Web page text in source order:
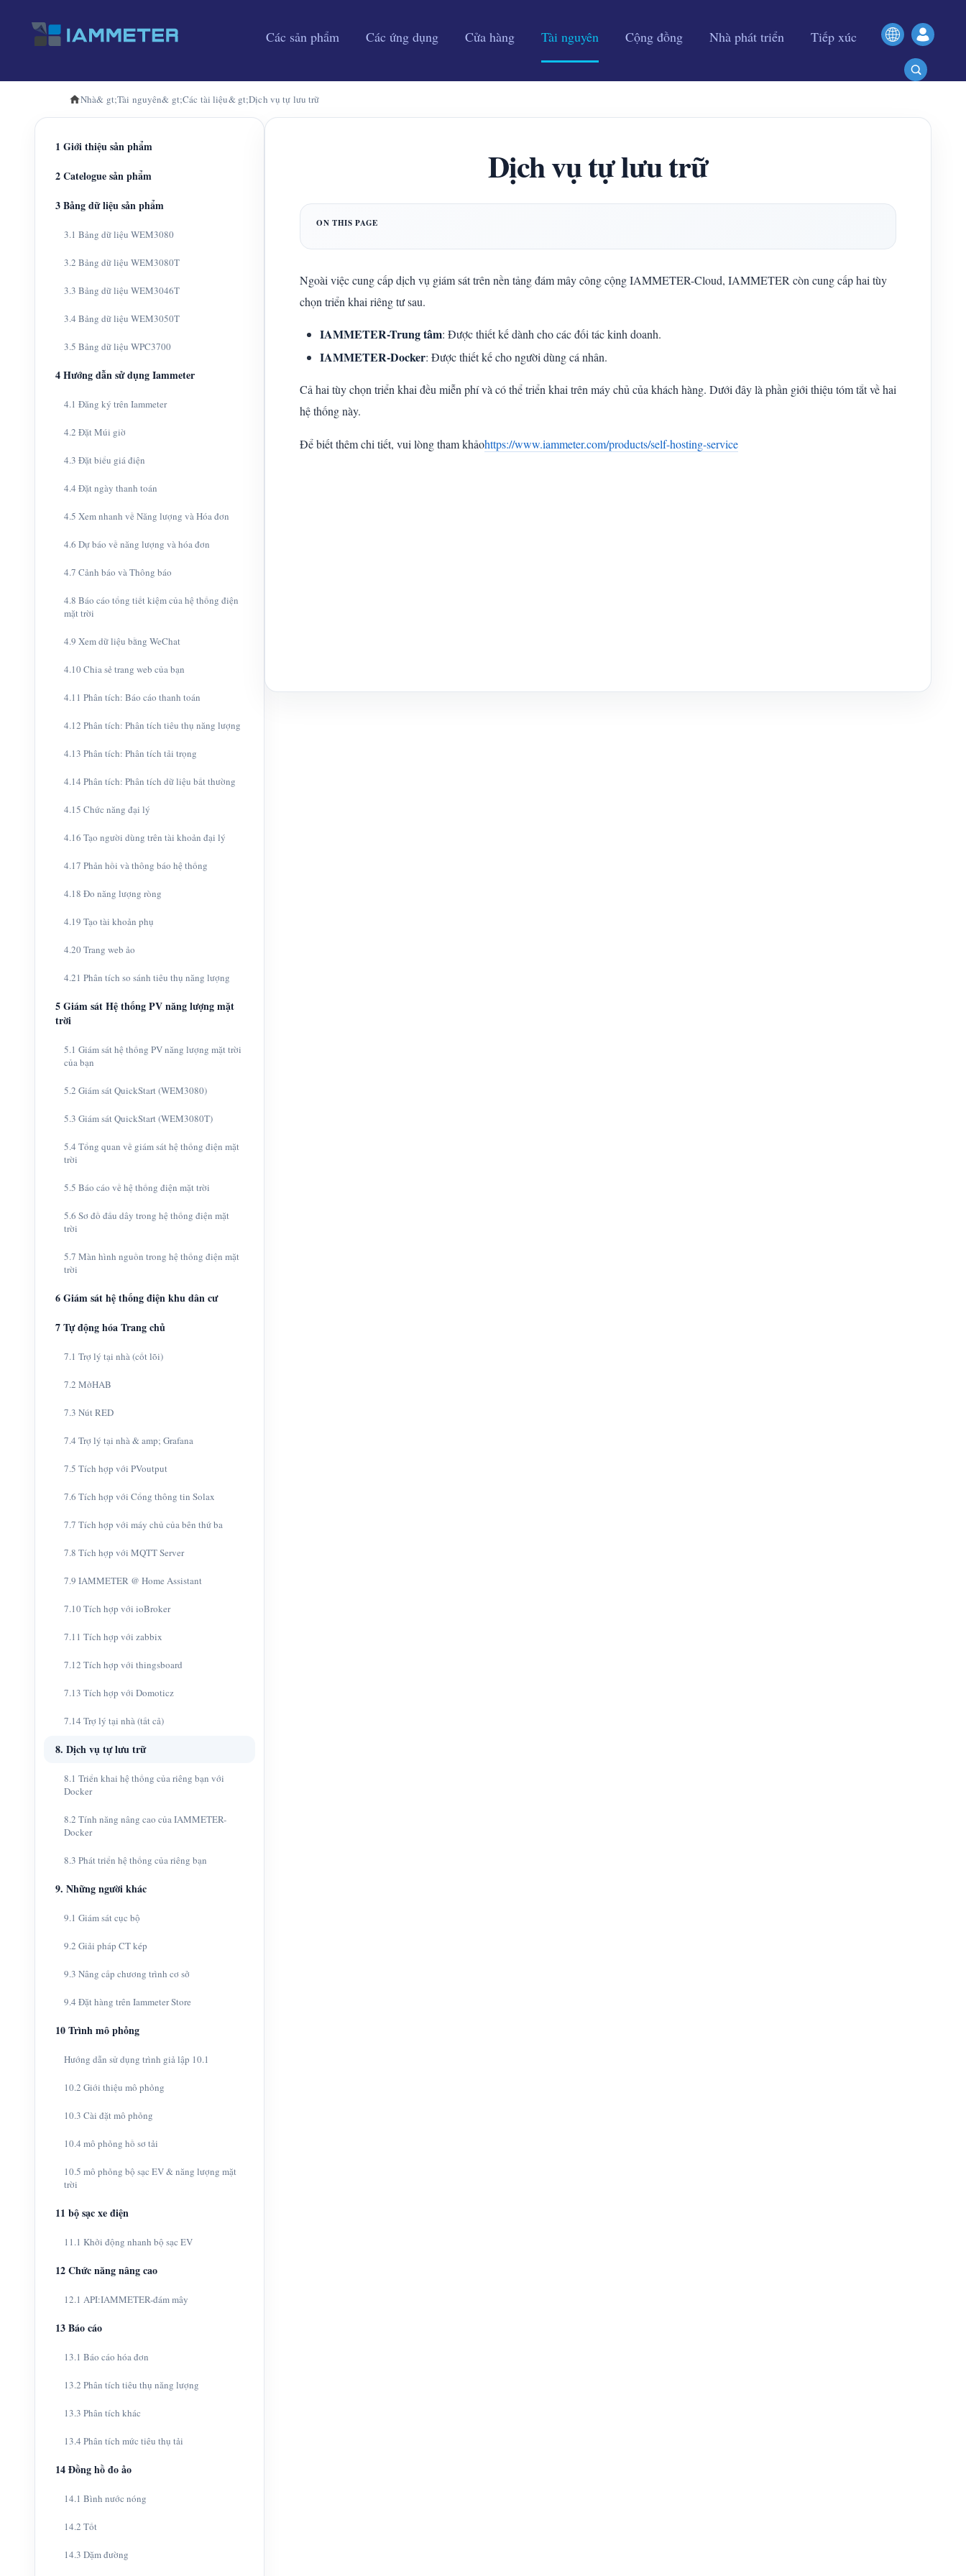
Các sản phẩm Các ứng dụng Cửa hàng Tài nguyên Cộng đồng Nhà phát triển Tiếp xúc
Nhà& gt;Tài nguyên& gt;Các tài liệu& gt;Dịch vụ tự lưu trữ
1 Giới thiệu sản phẩm
2 Catelogue sản phẩm
3 Bảng dữ liệu sản phẩm
3.1 Bảng dữ liệu WEM3080
3.2 Bảng dữ liệu WEM3080T
3.3 Bảng dữ liệu WEM3046T
3.4 Bảng dữ liệu WEM3050T
3.5 Bảng dữ liệu WPC3700
4 Hướng dẫn sử dụng Iammeter
4.1 Đăng ký trên Iammeter
4.2 Đặt Múi giờ
4.3 Đặt biểu giá điện
4.4 Đặt ngày thanh toán
4.5 Xem nhanh về Năng lượng và Hóa đơn
4.6 Dự báo về năng lượng và hóa đơn
4.7 Cảnh báo và Thông báo
4.8 Báo cáo tổng tiết kiệm của hệ thống điện
mặt trời
4.9 Xem dữ liệu bằng WeChat
4.10 Chia sẻ trang web của bạn
4.11 Phân tích: Báo cáo thanh toán
4.12 Phân tích: Phân tích tiêu thụ năng lượng
4.13 Phân tích: Phân tích tải trọng
4.14 Phân tích: Phân tích dữ liệu bất thường
4.15 Chức năng đại lý
4.16 Tạo người dùng trên tài khoản đại lý
4.17 Phản hồi và thông báo hệ thống
4.18 Đo năng lượng ròng
4.19 Tạo tài khoản phụ
4.20 Trang web ảo
4.21 Phân tích so sánh tiêu thụ năng lượng
5 Giám sát Hệ thống PV năng lượng mặt
trời
5.1 Giám sát hệ thống PV năng lượng mặt trời
của bạn
5.2 Giám sát QuickStart (WEM3080)
5.3 Giám sát QuickStart (WEM3080T)
5.4 Tổng quan về giám sát hệ thống điện mặt
trời
5.5 Báo cáo về hệ thống điện mặt trời
5.6 Sơ đồ đấu dây trong hệ thống điện mặt
trời
5.7 Màn hình nguồn trong hệ thống điện mặt
trời
6 Giám sát hệ thống điện khu dân cư
7 Tự động hóa Trang chủ
7.1 Trợ lý tại nhà (cốt lõi)
7.2 MởHAB
7.3 Nút RED
7.4 Trợ lý tại nhà & amp; Grafana
7.5 Tích hợp với PVoutput
7.6 Tích hợp với Cổng thông tin Solax
7.7 Tích hợp với máy chủ của bên thứ ba
7.8 Tích hợp với MQTT Server
7.9 IAMMETER @ Home Assistant
7.10 Tích hợp với ioBroker
7.11 Tích hợp với zabbix
7.12 Tích hợp với thingsboard
7.13 Tích hợp với Domoticz
7.14 Trợ lý tại nhà (tất cả)
8. Dịch vụ tự lưu trữ
8.1 Triển khai hệ thống của riêng bạn với
Docker
8.2 Tính năng nâng cao của IAMMETER-
Docker
8.3 Phát triển hệ thống của riêng bạn
9. Những người khác
9.1 Giám sát cục bộ
9.2 Giải pháp CT kép
9.3 Nâng cấp chương trình cơ sở
9.4 Đặt hàng trên Iammeter Store
10 Trình mô phỏng
Hướng dẫn sử dụng trình giả lập 10.1
10.2 Giới thiệu mô phỏng
10.3 Cài đặt mô phỏng
10.4 mô phỏng hồ sơ tải
10.5 mô phỏng bộ sạc EV & năng lượng mặt
trời
11 bộ sạc xe điện
11.1 Khởi động nhanh bộ sạc EV
12 Chức năng nâng cao
12.1 API:IAMMETER-đám mây
13 Báo cáo
13.1 Báo cáo hóa đơn
13.2 Phân tích tiêu thụ năng lượng
13.3 Phân tích khác
13.4 Phân tích mức tiêu thụ tải
14 Đồng hồ đo ảo
14.1 Bình nước nóng
14.2 Tốt
14.3 Dặm đường
Dịch vụ tự lưu trữ
Ngoài việc cung cấp dịch vụ giám sát trên nền tảng đám mây công cộng IAMMETER-Cloud, IAMMETER còn cung cấp hai tùy
chọn triển khai riêng tư sau.
IAMMETER-Trung tâm: Được thiết kế dành cho các đối tác kinh doanh.
IAMMETER-Docker: Được thiết kế cho người dùng cá nhân.
Cả hai tùy chọn triển khai đều miễn phí và có thể triển khai trên máy chủ của khách hàng. Dưới đây là phần giới thiệu tóm tắt về hai
hệ thống này.
Để biết thêm chi tiết, vui lòng tham khảohttps://www.iammeter.com/products/self-hosting-service